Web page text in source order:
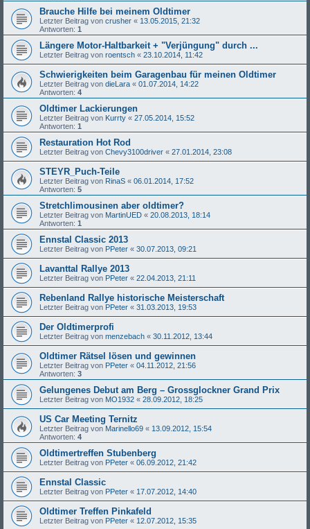
Brauche Hilfe bei meinem Oldtimer
Letzter Beitrag von crusher « 13.05.2015, 21:32
Antworten: 1
Längere Motor-Haltbarkeit + "Verjüngung" durch ...
Letzter Beitrag von roentsch « 23.10.2014, 11:42
Schwierigkeiten beim Garagenbau für meinen Oldtimer
Letzter Beitrag von dieLara « 01.07.2014, 14:22
Antworten: 4
Oldtimer Lackierungen
Letzter Beitrag von Kurrty « 27.05.2014, 15:52
Antworten: 1
Restauration Hot Rod
Letzter Beitrag von Chevy3100driver « 27.01.2014, 23:08
STEYR_Puch-Teile
Letzter Beitrag von RinaS « 06.01.2014, 17:52
Antworten: 5
Stretchlimousinen aber oldtimer?
Letzter Beitrag von MartinUED « 20.08.2013, 18:14
Antworten: 1
Ennstal Classic 2013
Letzter Beitrag von PPeter « 30.07.2013, 09:21
Lavanttal Rallye 2013
Letzter Beitrag von PPeter « 22.04.2013, 21:11
Rebenland Rallye historische Meisterschaft
Letzter Beitrag von PPeter « 31.03.2013, 19:53
Der Oldtimerprofi
Letzter Beitrag von menzebach « 30.11.2012, 13:44
Oldtimer Rätsel lösen und gewinnen
Letzter Beitrag von PPeter « 04.11.2012, 21:56
Antworten: 3
Gelungenes Debut am Berg – Grossglockner Grand Prix
Letzter Beitrag von MO1932 « 28.09.2012, 18:25
US Car Meeting Ternitz
Letzter Beitrag von Marinello69 « 13.09.2012, 15:54
Antworten: 4
Oldtimertreffen Stubenberg
Letzter Beitrag von PPeter « 06.09.2012, 21:42
Ennstal Classic
Letzter Beitrag von PPeter « 17.07.2012, 14:40
Oldtimer Treffen Pinkafeld
Letzter Beitrag von PPeter « 12.07.2012, 15:35